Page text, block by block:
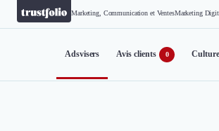
Marketing, Communication et VentesMarketing
Adsvisers Avis clients 0